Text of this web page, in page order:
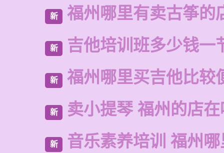
新 福州哪里有卖古筝的
新 吉他培训班多少钱一
新 福州哪里买吉他比较
新 卖小提琴 福州的店
新 音乐素养培训 福州